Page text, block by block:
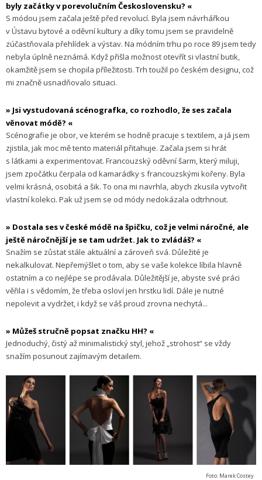
byly začátky v porevolučním Československu? «
S módou jsem začala ještě před revolucí. Byla jsem návrhářkou
v Ústavu bytové a oděvní kultury a díky tomu jsem se pravidelně
zúčast­ňovala přehlídek a výstav. Na módním trhu po roce 89 jsem tedy
nebyla úplně neznámá. Když přišla možnost otevřít si vlastní butik,
okamžitě jsem se chopila příležitosti. Trh toužil po českém designu, což
mi značně usnadňovalo situaci.
» Jsi vystudovaná scénografka, co rozhodlo, že ses začala
věnovat módě? «
Scénografie je obor, ve kterém se hodně pracuje s textilem, a já jsem
zjistila, jak moc mě tento materiál přitahuje. Začala jsem si hrát
s látkami a experimentovat. Francouzský oděvní šarm, který miluji,
jsem zpočátku čerpala od kamarádky s francouzskými kořeny. Byla
velmi krásná, osobitá a šik. To ona mi navrhla, abych zkusila vytvořit
vlastní kolekci. Pak už jsem se od módy nedokázala odtrhnout.
» Dostala ses v české módě na špičku, což je velmi náročné, ale
ještě náročnější je se tam udržet. Jak to zvládáš? «
Snažím se zůstat stále aktuální a zároveň svá. Důležité je
nekalkulovat. Nepřemýšlet o tom, aby se vaše kolekce líbila hlavně
ostatním a co nejlépe se prodávala. Důležitější je, abyste své práci
věřila i s vědomím, že třeba osloví jen hrstku lidí. Dále je nutné
nepolevit a vydržet, i když se váš proud zrovna nechytá...
» Můžeš stručně popsat značku HH? «
Jednoduchý, čistý až minimalistický styl, jehož „strohost“ se vždy
snažím posunout zajímavým detailem.
Foto: Marek Costey